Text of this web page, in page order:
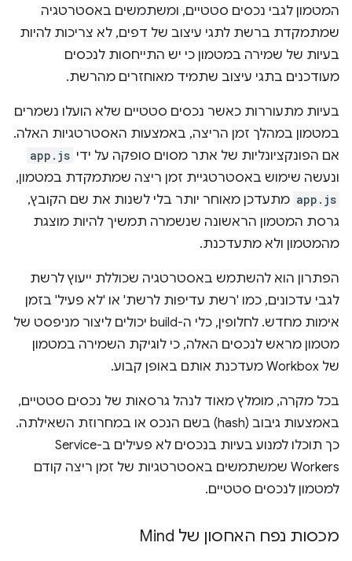
המטמון לגבי נכסים סטטיים, ומשתמשים באסטרטגיה
שמתמקדת ברשת לתגי עיצוב של דפים, לא צריכות להיות
בעיות של שמירה במטמון כי יש התייחסות לנכסים
מעודכנים בתגי עיצוב שתמיד מאוחזרים מהרשת.
בעיות מתעוררות כאשר נכסים סטטיים שלא הועלו נשמרים
במטמון במהלך זמן הריצה, באמצעות האסטרטגיות האלה.
אם הפונקציונליות של אתר מסוים סופקה על ידי app.js
ונעשה שימוש באסטרטגיית זמן ריצה שמתמקדת במטמון,
app.js מתעדכן מאוחר יותר בלי לשנות את שם הקובץ,
גרסת המטמון הראשונה שנשמרה תמשיך להיות מוצגת
מהמטמון ולא מתעדכנת.
הפתרון הוא להשתמש באסטרטגיה שכוללת ייעוץ לרשת
לגבי עדכונים, כמו 'רשת עדיפות לרשת' או 'לא פעיל' בזמן
אימות מחדש. לחלופין, כלי ה-build יכולים ליצור מניפסט של
מטמון מראש לנכסים האלה, כי לוגיקת השמירה במטמון
של Workbox מעדכנת אותם באופן קבוע.
בכל מקרה, מומלץ מאוד לנהל גרסאות של נכסים סטטיים,
באמצעות גיבוב (hash) בשם הנכס או במחרוזת השאילתה.
כך תוכלו למנוע בעיות בנכסים לא פעילים ב-Service
Workers שמשתמשים באסטרטגיות של זמן ריצה קודם
למטמון לנכסים סטטיים.
מכסות נפח האחסון של Mind